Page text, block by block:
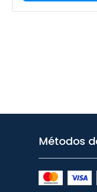
Métodos